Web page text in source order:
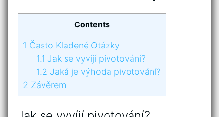
Contents
1 Často Kladené Otázky
1.1 Jak se vyvíjí pivotování?
1.2 Jaká je výhoda pivotování?
2 Závěrem